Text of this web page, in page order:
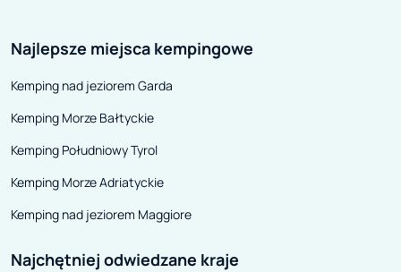
Najlepsze miejsca kempingowe
Kemping nad jeziorem Garda
Kemping Morze Bałtyckie
Kemping Południowy Tyrol
Kemping Morze Adriatyckie
Kemping nad jeziorem Maggiore
Najchętniej odwiedzane kraje